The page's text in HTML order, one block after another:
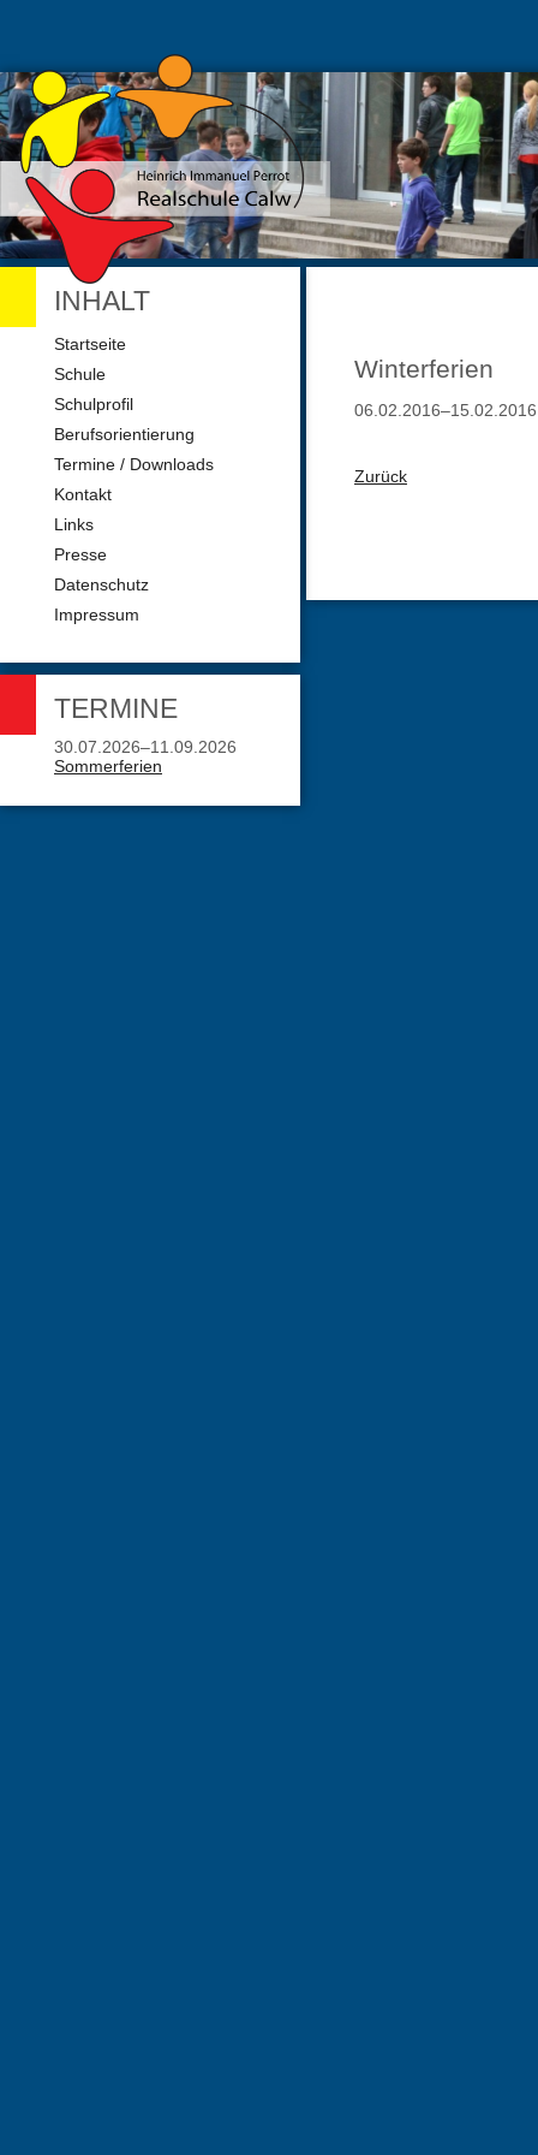
Winterferien
06.02.2016–15.02.2016
Zurück
INHALT
Navigation
Startseite
Schule
Schulprofil
Berufsorientierung
Termine / Downloads
Kontakt
Links
Presse
Datenschutz
Impressum
TERMINE
30.07.2026–11.09.2026
Sommerferien